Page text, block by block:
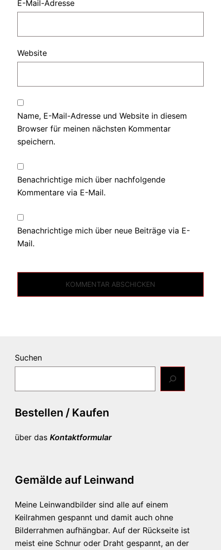
E-Mail-Adresse
Website
Name, E-Mail-Adresse und Website in diesem
Browser für meinen nächsten Kommentar
speichern.
Benachrichtige mich über nachfolgende
Kommentare via E-Mail.
Benachrichtige mich über neue Beiträge via E-
Mail.
Suchen
Bestellen / Kaufen
über das Kontaktformular
Gemälde auf Leinwand
Meine Leinwandbilder sind alle auf einem
Keilrahmen gespannt und damit auch ohne
Bilderrahmen aufhängbar. Auf der Rückseite ist
meist eine Schnur oder Draht gespannt, an der